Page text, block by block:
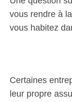
vous rendre à la
vous habitez
Certaines
leur propre